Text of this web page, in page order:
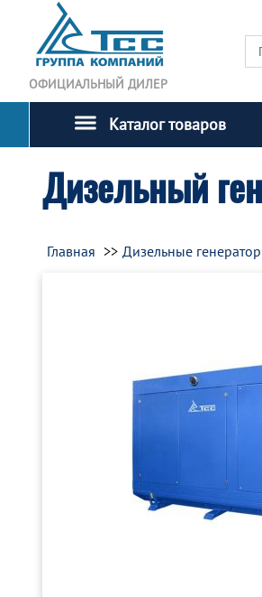
ОФИЦИАЛЬНЫЙ ДИЛЕР
Каталог товаров
Дизельный
Главная Дизельные